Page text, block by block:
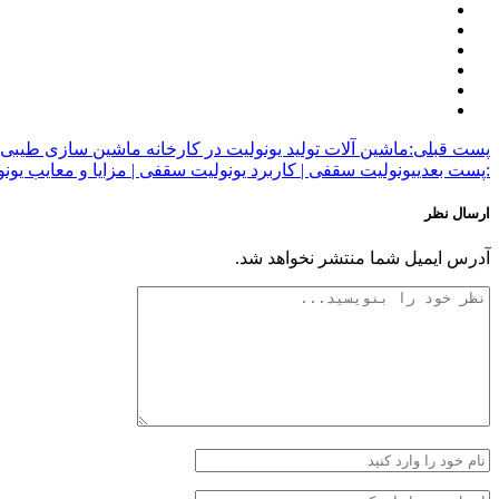
پست قبلی:ماشین آلات تولید یونولیت در کارخانه ماشین سازی طیبی
:پست بعدییونولیت سقفی | کاربرد یونولیت سقفی | مزایا و معایب
ارسال نظر
آدرس ایمیل شما منتشر نخواهد شد.